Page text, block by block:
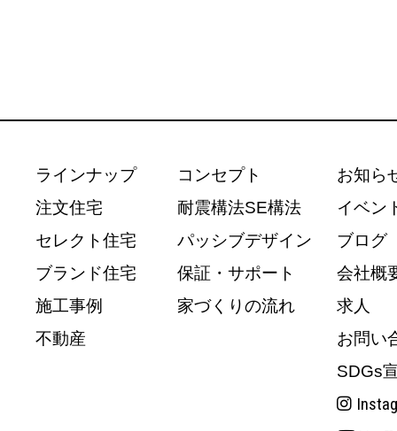
ラインナップ
注文住宅
セレクト住宅
ブランド住宅
施工事例
不動産
コンセプト
耐震構法SE構法
パッシブデザイン
保証・サポート
家づくりの流れ
お知ら
イベン
ブログ
会社概
求人
お問い
SDGs